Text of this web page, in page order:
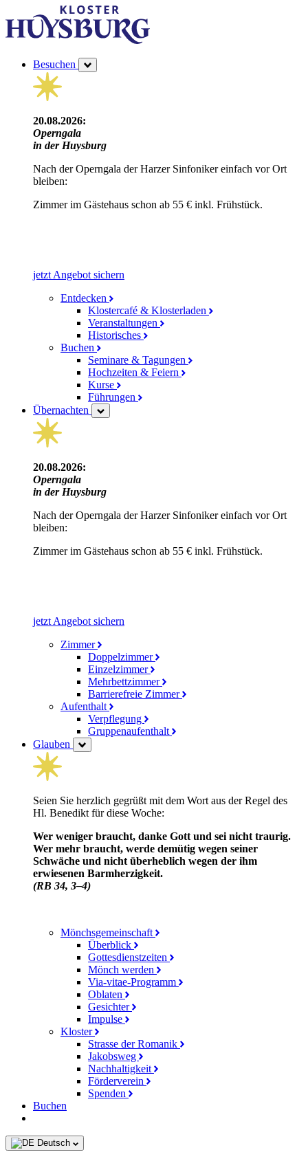
Besuchen
20.08.2026:
Operngala
in der Huysburg
Nach der Operngala der Harzer Sinfoniker einfach vor Ort
bleiben:
Zimmer im Gästehaus schon ab 55 € inkl. Frühstück.
jetzt Angebot sichern
Entdecken
Klostercafé & Klosterladen
Veranstaltungen
Historisches
Buchen
Seminare & Tagungen
Hochzeiten & Feiern
Kurse
Führungen
Übernachten
20.08.2026:
Operngala
in der Huysburg
Nach der Operngala der Harzer Sinfoniker einfach vor Ort
bleiben:
Zimmer im Gästehaus schon ab 55 € inkl. Frühstück.
jetzt Angebot sichern
Zimmer
Doppelzimmer
Einzelzimmer
Mehrbettzimmer
Barrierefreie Zimmer
Aufenthalt
Verpflegung
Gruppenaufenthalt
Glauben
Seien Sie herzlich gegrüßt mit dem Wort aus der Regel des
Hl. Benedikt für diese Woche:
Wer weniger braucht, danke Gott und sei nicht traurig.
Wer mehr braucht, werde demütig wegen seiner
Schwäche und nicht über­heblich wegen der ihm
erwiesenen Barm­herzig­keit.
(RB 34, 3–4)
Mönchsgemeinschaft
Überblick
Gottesdienstzeiten
Mönch werden
Via-vitae-Programm
Oblaten
Gesichter
Impulse
Kloster
Strasse der Romanik
Jakobsweg
Nachhaltigkeit
Förderverein
Spenden
Buchen
Deutsch